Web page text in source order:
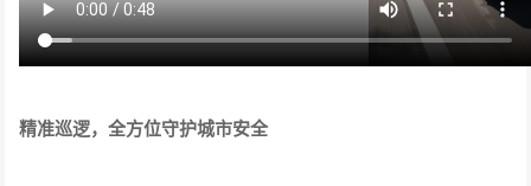
精准巡逻，全方位守护城市安全